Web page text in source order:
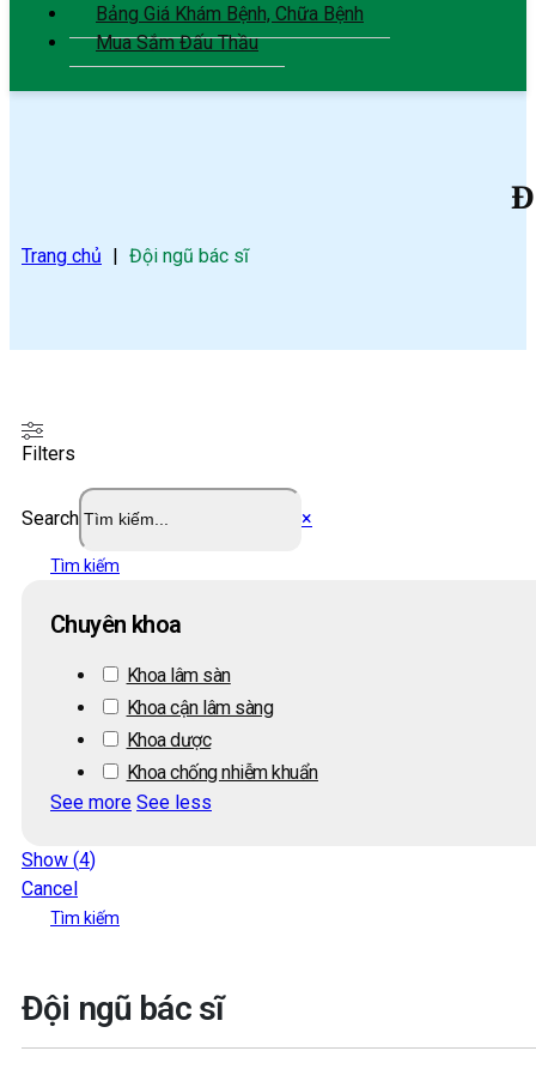
Bảng Giá Khám Bệnh, Chữa Bệnh
Mua Sắm Đấu Thầu
Trang chủ Đội ngũ bác sĩ
Filters
Search ×
Tìm kiếm
Chuyên khoa
Khoa lâm sàn
Khoa cận lâm sàng
Khoa dược
Khoa chống nhiễm khuẩn
See more See less
Show (4)
Cancel
Tìm kiếm
Đội ngũ bác sĩ